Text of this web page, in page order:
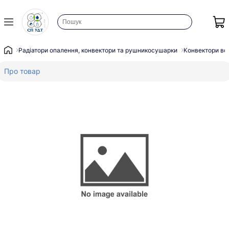
Радіатори опалення, конвектори та рушникосушарки Конвектори
Про товар